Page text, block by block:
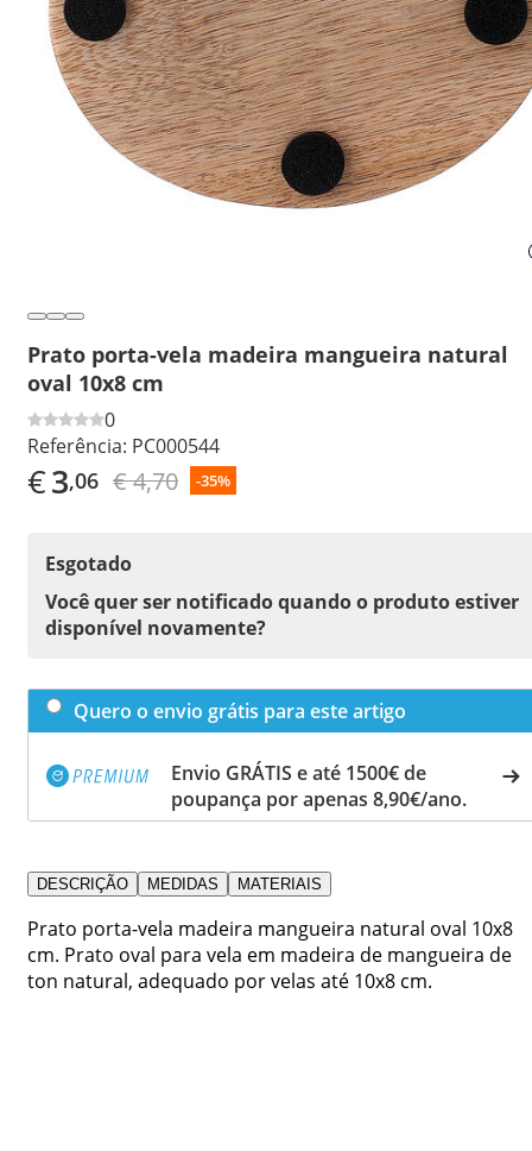
Prato porta-vela madeira mangueira natural
oval 10x8 cm
0
Referência: PC000544
€3,06 € 4,70 -35%
Esgotado
Você quer ser notificado quando o produto estiver
disponível novamente?
Quero o envio grátis para este artigo
Envio GRÁTIS e até 1500€ de
poupança por apenas 8,90€/ano.
DESCRIÇÃO MEDIDAS MATERIAIS
Prato porta-vela madeira mangueira natural oval 10x8
cm. Prato oval para vela em madeira de mangueira de
ton natural, adequado por velas até 10x8 cm.